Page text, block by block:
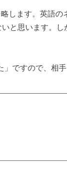
します。英語
いと思います。
」ですので、相